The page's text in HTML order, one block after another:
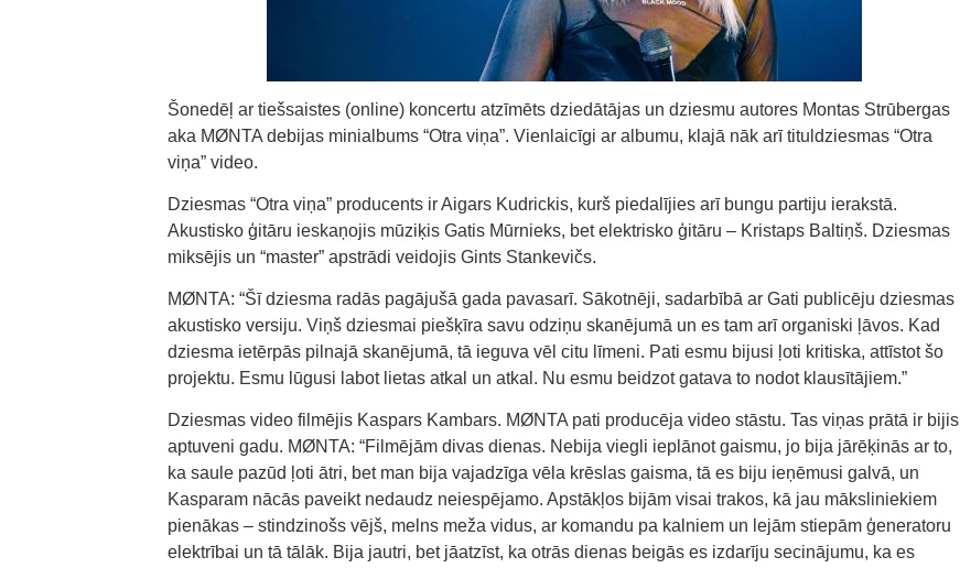
Šonedēļ ar tiešsaistes (online) koncertu atzīmēts dziedātājas un dziesmu autores Montas Strūbergas
aka MØNTA debijas minialbums “Otra viņa”. Vienlaicīgi ar albumu, klajā nāk arī tituldziesmas “Otra
viņa” video.
Dziesmas “Otra viņa” producents ir Aigars Kudrickis, kurš piedalījies arī bungu partiju ierakstā.
Akustisko ģitāru ieskaņojis mūziķis Gatis Mūrnieks, bet elektrisko ģitāru – Kristaps Baltiņš. Dziesmas
miksējis un “master” apstrādi veidojis Gints Stankevičs.
MØNTA: “Šī dziesma radās pagājušā gada pavasarī. Sākotnēji, sadarbībā ar Gati publicēju dziesmas
akustisko versiju. Viņš dziesmai piešķīra savu odziņu skanējumā un es tam arī organiski ļāvos. Kad
dziesma ietērpās pilnajā skanējumā, tā ieguva vēl citu līmeni. Pati esmu bijusi ļoti kritiska, attīstot šo
projektu. Esmu lūgusi labot lietas atkal un atkal. Nu esmu beidzot gatava to nodot klausītājiem.”
Dziesmas video filmējis Kaspars Kambars. MØNTA pati producēja video stāstu. Tas viņas prātā ir bijis
aptuveni gadu. MØNTA: “Filmējām divas dienas. Nebija viegli ieplānot gaismu, jo bija jārēķinās ar to,
ka saule pazūd ļoti ātri, bet man bija vajadzīga vēla krēslas gaisma, tā es biju ieņēmusi galvā, un
Kasparam nācās paveikt nedaudz neiespējamo. Apstākļos bijām visai trakos, kā jau māksliniekiem
pienākas – stindzinošs vējš, melns meža vidus, ar komandu pa kalniem un lejām stiepām ģeneratoru
elektrībai un tā tālāk. Bija jautri, bet jāatzīst, ka otrās dienas beigās es izdarīju secinājumu, ka es